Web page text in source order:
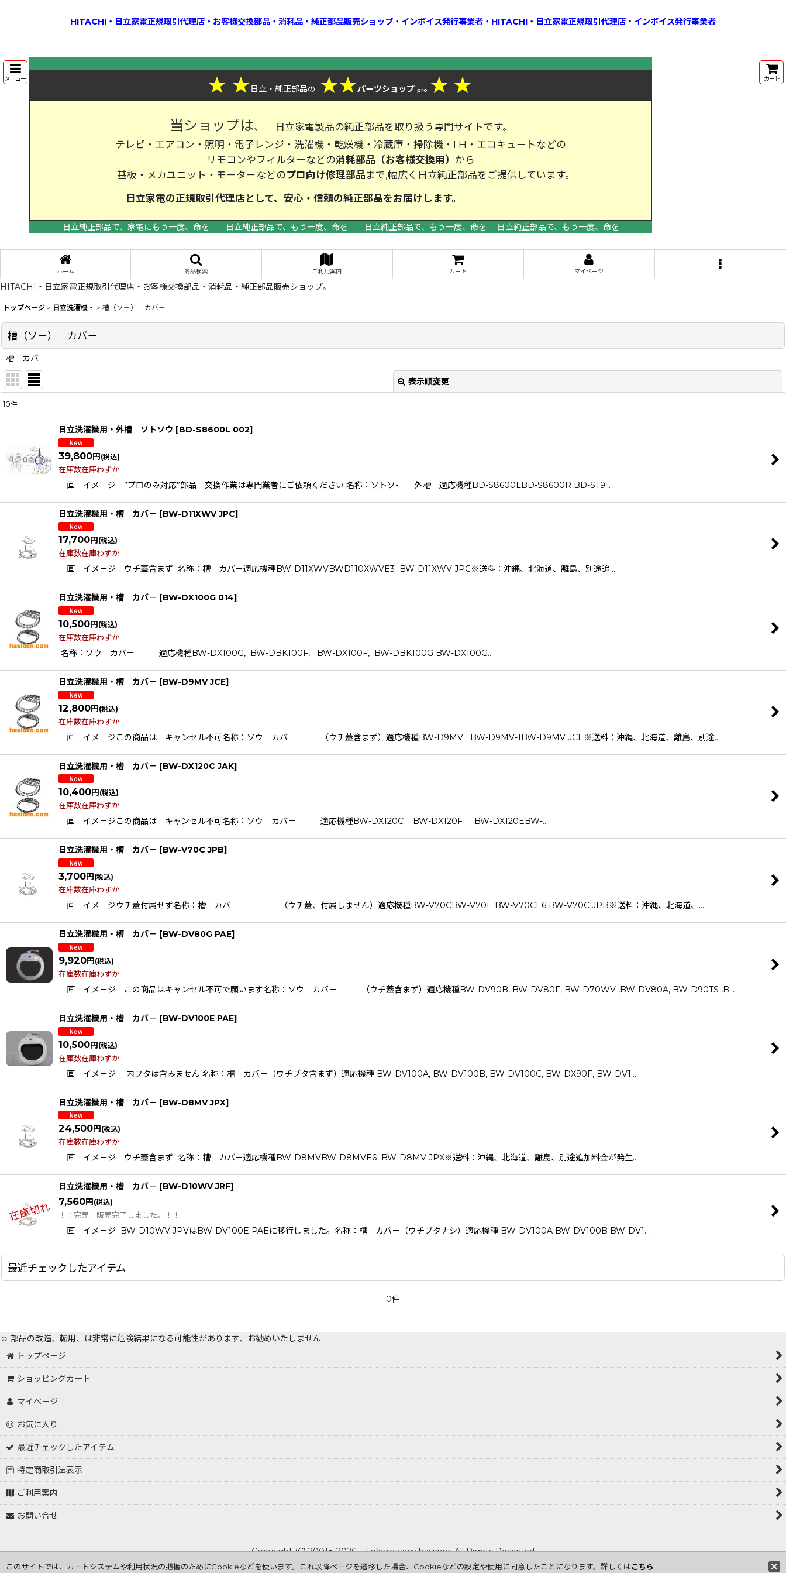
HITACHI・日立家電正規取引代理店・お客様交換部品・消耗品・純正部品販売ショップ・インボイス発行事業者・HITACHI・日立家電正規取引代理店・インボイス発行事業者
メニュー ★ ★日立・純正部品の ★★パーツショップ pro ★ ★
当ショップは、
日立家電製品の純正部品を取り扱う専門サイトです。
テレビ・エアコン・照明・電子レンジ・洗濯機・乾燥機・冷蔵庫・掃除機・I H・エコキュートなどの
リモコンやフィルターなどの消耗部品（お客様交換用） から
基板・メカユニット・モ－タ－などのプロ向け修理部品 まで,幅広く日立純正部品をご提供しています。
日立家電の正規取引代理店として、安心・信頼の純正部品をお届けします。
日立純正部品で、家電にもう一度、命を
日立純正部品で、もう一度、命を 日立純正部品で、もう一度、命を 日立純正部品で、もう一度、命を
カート
ホーム 商品検索 ご利用案内 カート マイページ
HITACHI・日立家電正規取引代理店・お客様交換部品・消耗品・純正部品販売ショップ。
トップページ > 日立洗濯機・ > 槽（ソ－） カバ－
槽（ソ－） カバ－
槽 カバ－
表示順変更
並び順:
絞り込む
10件
日立洗濯機用・外槽 ソトソウ [BD-S8600L 002]
39,800円(税込)
在庫数在庫わずか
画 イメ－ジ ”プロのみ対応”部品 交換作業は専門業者にご依頼ください 名称：ソトソ- 外槽 適応機種BD-S8600LBD-S8600R BD-ST9…
日立洗濯機用・槽 カバ－ [BW-D11XWV JPC]
17,700円 (税込)
在庫数在庫わずか
画 イメ－ジ ウチ蓋含まず 名称：槽 カバ－適応機種BW-D11XWVBWD110XWVE3 BW-D11XWV JPC※送料：沖縄、北海道、離島、別途追…
日立洗濯機用・槽 カバ－ [BW-DX100G 014]
10,500円 (税込)
在庫数在庫わずか
名称：ソウ カバ－ 適応機種BW-DX100G, BW-DBK100F, BW-DX100F, BW-DBK100G BW-DX100G…
日立洗濯機用・槽 カバ－ [BW-D9MV JCE]
12,800円 (税込)
在庫数在庫わずか
画 イメ－ジこの商品は キャンセル不可名称：ソウ カバ－ （ウチ蓋含まず）適応機種BW-D9MV BW-D9MV-1BW-D9MV JCE※送料：沖縄、北海道、離島、別途…
日立洗濯機用・槽 カバ－ [BW-DX120C JAK]
10,400円 (税込)
在庫数在庫わずか
画 イメ－ジこの商品は キャンセル不可名称：ソウ カバ－ 適応機種BW-DX120C BW-DX120F BW-DX120EBW-…
日立洗濯機用・槽 カバ－ [BW-V70C JPB]
3,700円 (税込)
在庫数在庫わずか
画 イメ－ジウチ蓋付属せず名称：槽 カバ－ （ウチ蓋、付属しません）適応機種BW-V70CBW-V70E BW-V70CE6 BW-V70C JPB※送料：沖縄、北海道、…
日立洗濯機用・槽 カバ－ [BW-DV80G PAE]
9,920円 (税込)
在庫数在庫わずか
画 イメ－ジ この商品はキャンセル不可で願います名称：ソウ カバ－ （ウチ蓋含まず）適応機種BW-DV90B, BW-DV80F, BW-D70WV ,BW-DV80A, BW-D90TS ,B…
日立洗濯機用・槽 カバ－ [BW-DV100E PAE]
10,500円(税込)
在庫数在庫わずか
画 イメ－ジ 内フタは含みません 名称：槽 カバ－（ウチブタ含まず）適応機種 BW-DV100A, BW-DV100B, BW-DV100C, BW-DX90F, BW-DV1…
日立洗濯機用・槽 カバ－ [BW-D8MV JPX]
24,500円 (税込)
在庫数在庫わずか
画 イメ－ジ ウチ蓋含まず 名称：槽 カバ－適応機種BW-D8MVBW-D8MVE6 BW-D8MV JPX※送料：沖縄、北海道、離島、別途追加料金が発生…
日立洗濯機用・槽 カバ－ [BW-D10WV JRF]
7,560円 (税込)
！！完売 販売完了しました。！！
画 イメ－ジ BW-D10WV JPVはBW-DV100E PAEに移行しました。名称：槽 カバ－（ウチブタナシ）適応機種 BW-DV100A BW-DV100B BW-DV1…
最近チェックしたアイテム
0件
☺️ 部品の改造、転用、は非常に危険結果になる可能性があります、お勧めいたしません
トップページ
ショッピングカート
マイページ
お気に入り
最近チェックしたアイテム
特定商取引法表示
ご利用案内
お問い合せ
Copyright (C) 2001～2026 tokorozawa hasiden .All Rights Reserved
このサイトでは、カートシステムや利用状況の把握のためにCookieなどを使います。これ以降ページを遷移した場合、Cookieなどの設定や使用に同意したことになります。詳しくはこちら